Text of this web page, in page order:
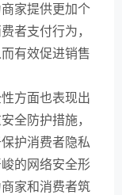
家提供更加个
者支付行为，
有效促进销售
方面也表现出
全防护措施，
护消费者隐私
的网络安全形
家和消费者筑